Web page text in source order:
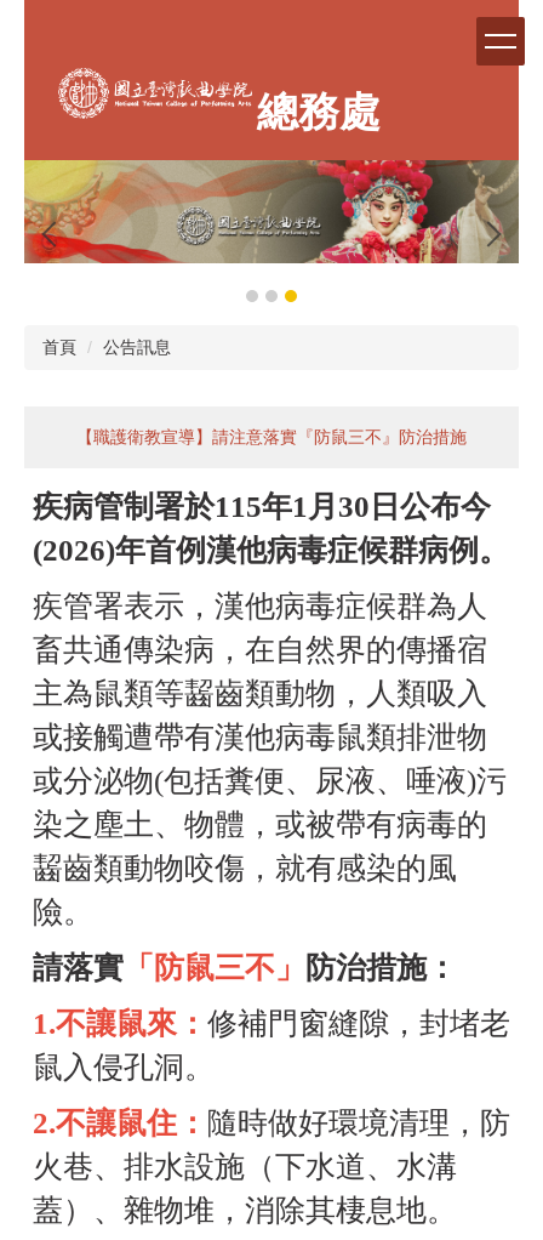
總務處
首頁 公告訊息
【職護衛教宣導】請注意落實『防鼠三不』防治措施
疾病管制署於115年1月30日公布今
(2026)年首例漢他病毒症候群病例。
疾管署表示，漢他病毒症候群為人
畜共通傳染病，在自然界的傳播宿
主為鼠類等齧齒類動物，人類吸入
或接觸遭帶有漢他病毒鼠類排泄物
或分泌物(包括糞便、尿液、唾液)污
染之塵土、物體，或被帶有病毒的
齧齒類動物咬傷，就有感染的風
險。
請落實 「防鼠三不」
防治措施：
1.不讓鼠來： 修補門窗縫隙，封堵老
鼠入侵孔洞。
2.不讓鼠住： 隨時做好環境清理，防
火巷、排水設施（下水道、水溝
蓋）、雜物堆，消除其棲息地。